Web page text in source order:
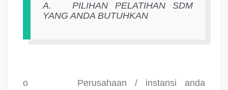
A.
PILIHAN PELATIHAN SDM
YANG ANDA BUTUHKAN
o
Perusahaan / instansi anda